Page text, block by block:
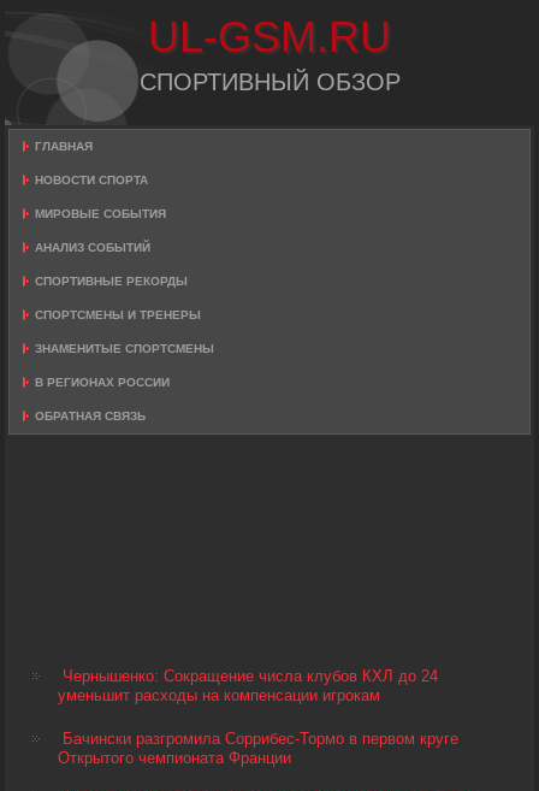
UL-GSM.RU
СПОРТИВНЫЙ ОБЗОР
ГЛАВНАЯ
НОВОСТИ СПОРТА
МИРОВЫЕ СОБЫТИЯ
АНАЛИЗ СОБЫТИЙ
СПОРТИВНЫЕ РЕКОРДЫ
СПОРТСМЕНЫ И ТРЕНЕРЫ
ЗНАМЕНИТЫЕ СПОРТСМЕНЫ
В РЕГИОНАХ РОССИИ
ОБРАТНАЯ СВЯЗЬ
Чернышенко: Сокращение числа клубов КХЛ до 24
уменьшит расходы на компенсации игрокам
Бачински разгромила Соррибес-Тормо в первом круге
Открытого чемпионата Франции